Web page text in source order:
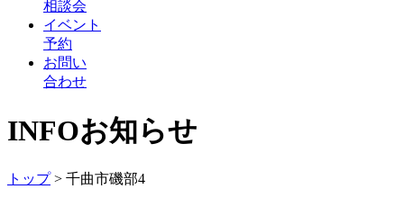
相談会
イベント
予約
お問い
合わせ
INFOお知らせ
トップ> 千曲市磯部4